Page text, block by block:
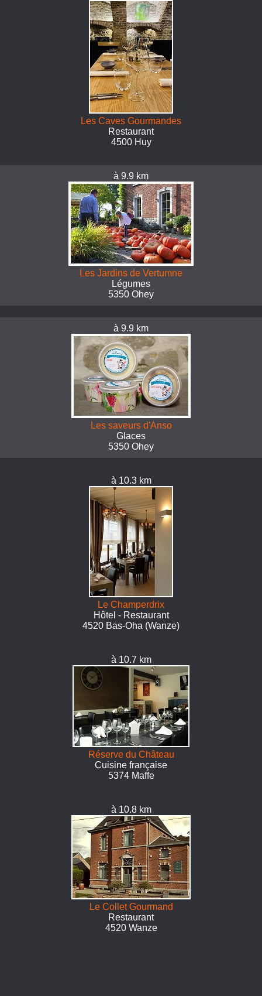
Les Caves Gourmandes
Restaurant
4500 Huy
à 9.9 km
Les Jardins de Vertumne
Légumes
5350 Ohey
à 9.9 km
Les saveurs d'Anso
Glaces
5350 Ohey
à 10.3 km
Le Champerdrix
Hôtel - Restaurant
4520 Bas-Oha (Wanze)
à 10.7 km
Réserve du Château
Cuisine française
5374 Maffe
à 10.8 km
Le Collet Gourmand
Restaurant
4520 Wanze